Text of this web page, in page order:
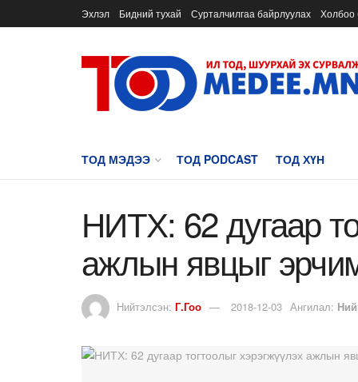
Эхлэл Бидний тухай Сурталчилгаа байрлуулах Холбоо
ТОД МЭДЭЭ ТОД PODCAST ТОД ХҮН
НИТХ: 62 дугаар
ажлын явцыг
Нийтэлсэн: Г.Гоо 2018-12-03 Ангилал: